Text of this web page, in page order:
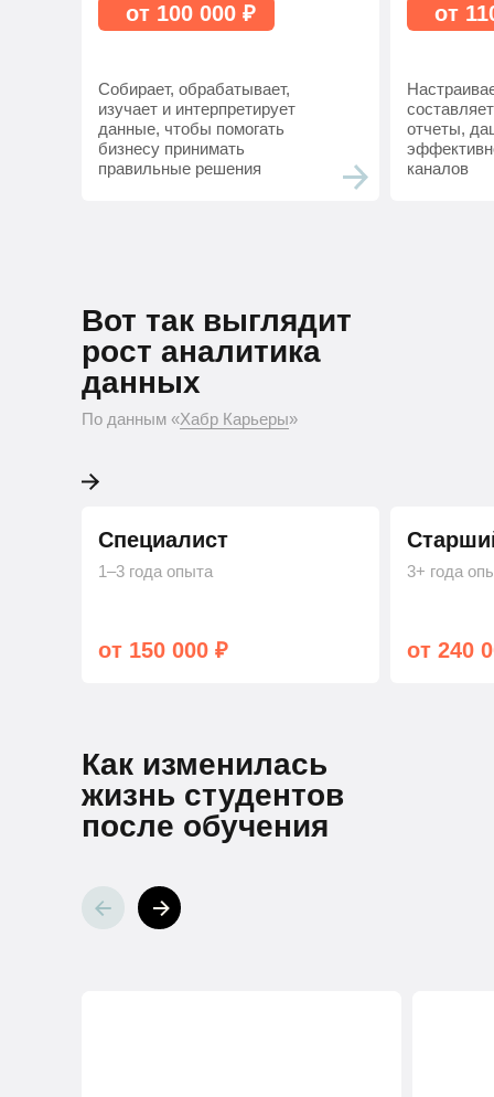
Собирает, обрабатывает,
изучает и интерпретирует
данные, чтобы помогать
бизнесу принимать
правильные решения
от 100 000 ₽
отчеты,
каналов
от
Вот так выглядит
рост аналитика
данных
По данным «Хабр Карьеры»
Python-разработчика
По данным «Хабр Карьеры»
Специалист
1–3 года опыта
от 150 000 ₽
3+ года
от 240
Как изменилась
жизнь студентов
после обучения